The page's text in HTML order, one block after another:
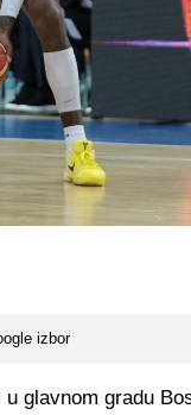
izbor
glavnom gradu